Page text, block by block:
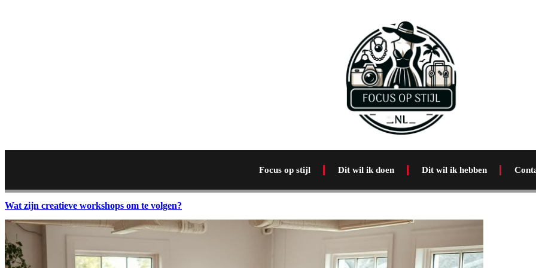
Focus op stijl Dit wil ik doen Dit wil ik hebben
Wat zijn creatieve workshops om te volgen?